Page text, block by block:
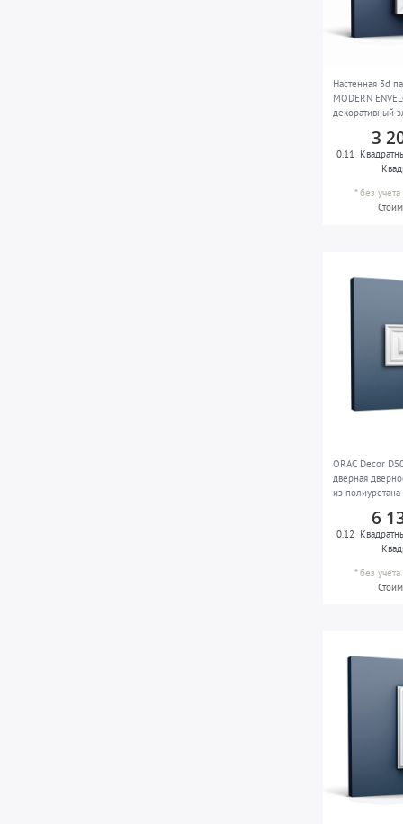
Настенная 3d
MODERN
декоративный
3
0.11
*без
ORAC Decor
дверная
из полиуретана
6
0.12
*без